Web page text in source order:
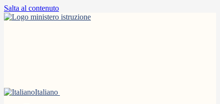
Salta al contenuto
Italiano